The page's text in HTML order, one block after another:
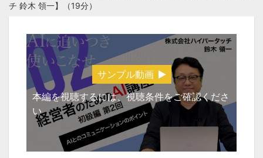
チ 鈴木 領一】（19分）
サンプル動画
本編を視聴するには、視聴条件をご確認くださ
い